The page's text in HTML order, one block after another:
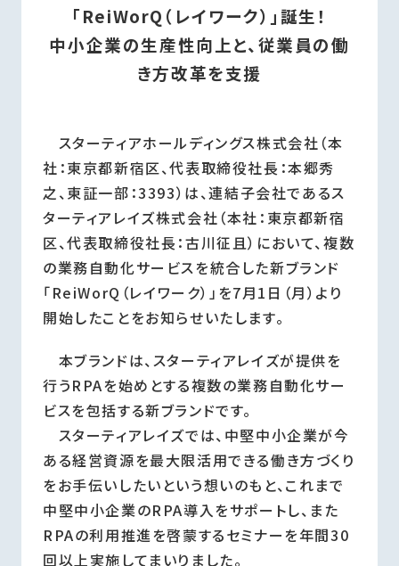
「ReiWorQ（レイワーク）」誕生！
中小企業の生産性向上と、従業員の働
き方改革を支援
スターティアホールディングス株式会社（本
社：東京都新宿区、代表取締役社長：本郷秀
之、東証一部：3393）は、連結子会社であるス
ターティアレイズ株式会社（本社：東京都新宿
区、代表取締役社長：古川征且）において、複数
の業務自動化サービスを統合した新ブランド
「ReiWorQ（レイワーク）」を7月1日（月）より
開始したことをお知らせいたします。
本ブランドは、スターティアレイズが提供を
行うRPAを始めとする複数の業務自動化サー
ビスを包括する新ブランドです。
スターティアレイズでは、中堅中小企業が今
ある経営資源を最大限活用できる働き方づくり
をお手伝いしたいという想いのもと、これまで
中堅中小企業のRPA導入をサポートし、また
RPAの利用推進を啓蒙するセミナーを年間30
回以上実施してまいりました。